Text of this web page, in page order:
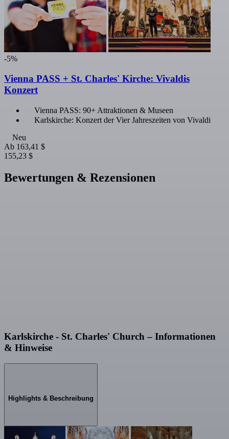
-5%
Vienna PASS + St. Charles' Kirche: Vivaldis
Konzert
Vienna PASS: 90+ Attraktionen & Museen
Karlskirche: Konzert der Vier Jahreszeiten von Vivaldi
Neu
Ab 163,41 $
155,23 $
Bewertungen & Rezensionen
Karlskirche - St. Charles' Church – Informationen
& Hinweise
Highlights & Beschreibung